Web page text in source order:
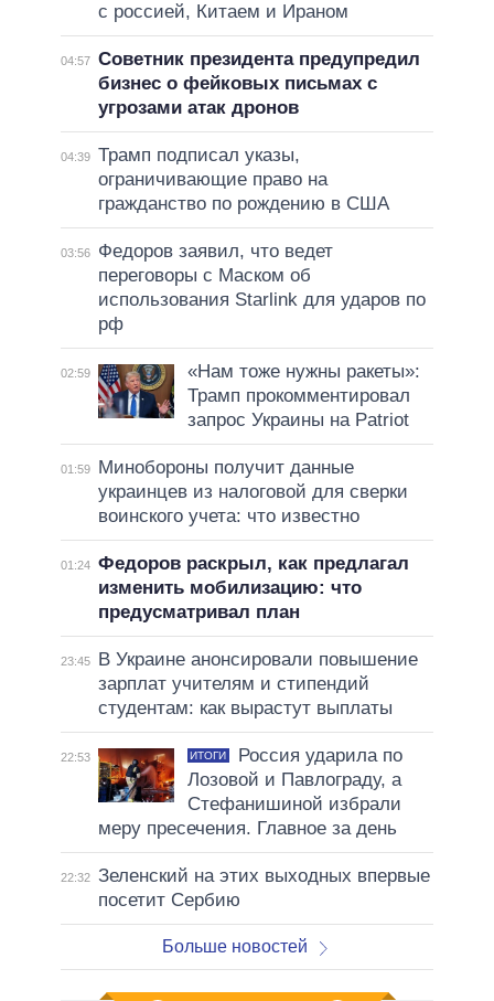
с россией, Китаем и Ираном
04:57 Советник президента предупредил
бизнес о фейковых письмах с
угрозами атак дронов
04:39 Трамп подписал указы,
ограничивающие право на
гражданство по рождению в США
03:56
Федоров заявил, что ведет
переговоры с Маском об
использования Starlink для ударов по
рф
02:59
«Нам тоже нужны ракеты»:
Трамп прокомментировал
запрос Украины на Patriot
01:59
Минобороны получит данные
украинцев из налоговой для сверки
воинского учета: что известно
01:24 Федоров раскрыл, как предлагал
изменить мобилизацию: что
предусматривал план
23:45
В Украине анонсировали повышение
зарплат учителям и стипендий
студентам: как вырастут выплаты
22:53 ИТОГИ
Россия ударила по
Лозовой и Павлограду, а
Стефанишиной избрали
меру пресечения. Главное за день
22:32 Зеленский на этих выходных впервые
посетит Сербию
Больше новостей